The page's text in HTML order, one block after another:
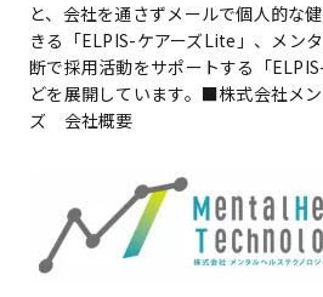
と、会社を通さずメールで個人的な
きる「ELPIS-ケアーズLite」、メン
断で採用活動をサポートする「
どを展開しています。■株式会社メ
ズ 会社概要